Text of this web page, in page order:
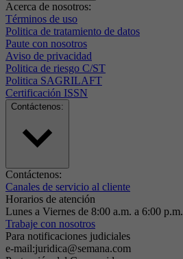
Acerca de nosotros:
Términos de uso
Politica de tratamiento de datos
Paute con nosotros
Aviso de privacidad
Politica de riesgo C/ST
Politica SAGRILAFT
Certificación ISSN
Contáctenos:
Contáctenos:
Canales de servicio al cliente
Horarios de atención
Lunes a Viernes de 8:00 a.m. a 6:00 p.m.
Trabaje con nosotros
Para notificaciones judiciales
e-mail:juridica@semana.com